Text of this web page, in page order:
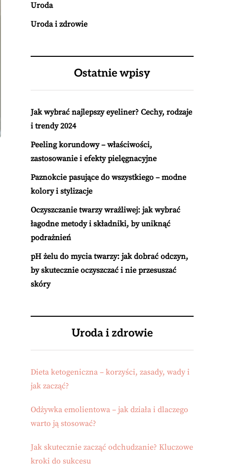
Uroda
Uroda i zdrowie
Ostatnie wpisy
Jak wybrać najlepszy eyeliner? Cechy, rodzaje
i trendy 2024
Peeling korundowy – właściwości,
zastosowanie i efekty pielęgnacyjne
Paznokcie pasujące do wszystkiego – modne
kolory i stylizacje
Oczyszczanie twarzy wrażliwej: jak wybrać
łagodne metody i składniki, by uniknąć
podrażnień
pH żelu do mycia twarzy: jak dobrać odczyn,
by skutecznie oczyszczać i nie przesuszać
skóry
Uroda i zdrowie
Dieta ketogeniczna – korzyści, zasady, wady i
jak zacząć?
Odżywka emolientowa – jak działa i dlaczego
warto ją stosować?
Jak skutecznie zacząć odchudzanie? Kluczowe
kroki do sukcesu